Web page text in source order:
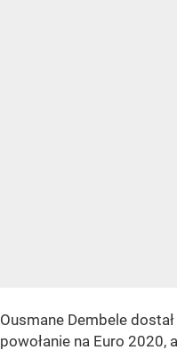
Ousmane Dembele
powołanie na Euro 2020,